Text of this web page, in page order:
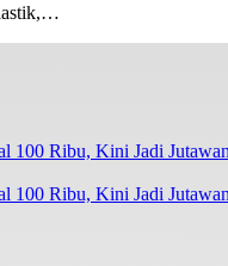
100 Ribu, Kini Jadi